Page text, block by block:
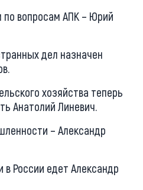
вопросам АПК – Юрий
дел назначен
хозяйства теперь
Анатолий Линевич.
– Александр
в России едет Александр